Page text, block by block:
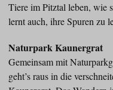
Tiere im Pitztal leben, wie
lernt auch, ihre Spuren zu
Naturpark Kaunergrat
Gemeinsam mit
geht’s raus in die